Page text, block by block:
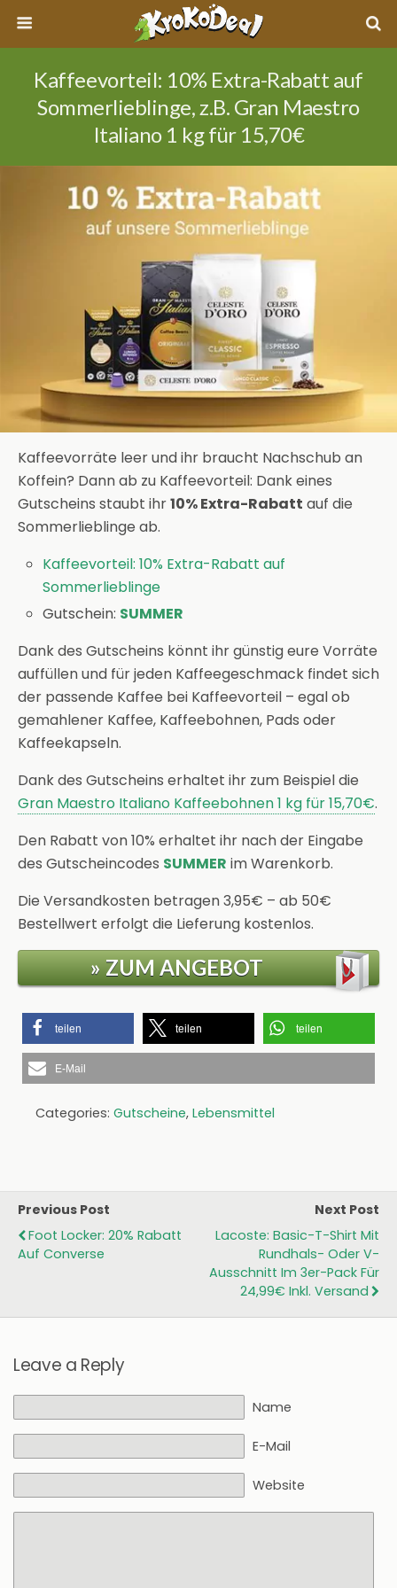
Kaffeevorteil: 10% Extra-Rabatt auf
Sommerlieblinge, z.B. Gran Maestro
Italiano 1 kg für 15,70€
Kaffeevorräte leer und ihr braucht Nachschub an
Koffein? Dann ab zu Kaffeevorteil: Dank eines
Gutscheins staubt ihr10% Extra-Rabatt auf die
Sommerlieblinge ab.
Kaffeevorteil: 10% Extra-Rabatt auf
Sommerlieblinge
Gutschein: SUMMER
Dank des Gutscheins könnt ihr günstig eure Vorräte
auffüllen und für jeden Kaffeegeschmack findet sich
der passende Kaffee bei Kaffeevorteil – egal ob
gemahlener Kaffee, Kaffeebohnen, Pads oder
Kaffeekapseln.
Dank des Gutscheins erhaltet ihr zum Beispiel die
Gran Maestro Italiano Kaffeebohnen 1 kg für 15,70€.
Den Rabatt von 10% erhaltet ihr nach der Eingabe
des Gutscheincodes SUMMER im Warenkorb.
Die Versandkosten betragen 3,95€ – ab 50€
Bestellwert erfolgt die Lieferung kostenlos.
» ZUM ANGEBOT
teilen teilen teilen
E-Mail
Categories: Gutscheine, Lebensmittel
Previous Post
Foot Locker: 20% Rabatt
Auf Converse
Next Post
Lacoste: Basic-T-Shirt Mit
Rundhals- Oder V-
Ausschnitt Im 3er-Pack Für
24,99€ Inkl. Versand
Leave a Reply
Name
E-Mail
Website